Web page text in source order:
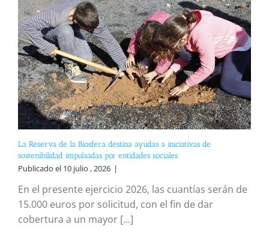
La Reserva de la Biosfera destina ayudas a iniciativas de
sostenibilidad impulsadas por entidades sociales
Publicado el 10 julio , 2026 |
En el presente ejercicio 2026, las cuantías serán de
15.000 euros por solicitud, con el fin de dar
cobertura a un mayor [...]